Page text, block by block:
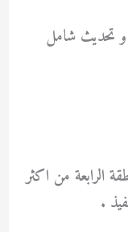
و تحديث شامل
الرابعة من اكثر
.